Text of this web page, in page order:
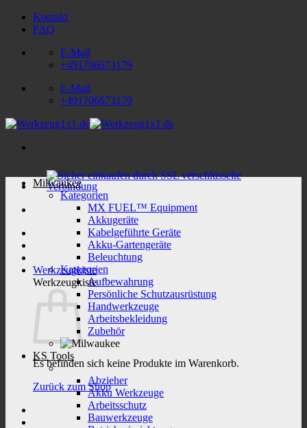
Zum
Inhalt
Kontakt
FAQ
E-Mail
+491706673179
E-Mail
+491706673179
Werkzeugkiste
Werkzeugkiste
Es befinden sich keine Produkte im Warenkorb.
Zurück zum Shop
Milwaukee
Kategorien
MX FUEL™ Equipment
Akkugeräte
Kabelgeführte Geräte
Akku-Gartengeräte
Beleuchtung
Kategorien
Aufbewahrung
Persönliche Schutzausrüstung
Handwerkzeuge
Arbeitsbekleidung
Zubehör
KS Tools
Abzieher
Akku Werkzeuge
Arbeitsschutz
Bauwerkzeuge